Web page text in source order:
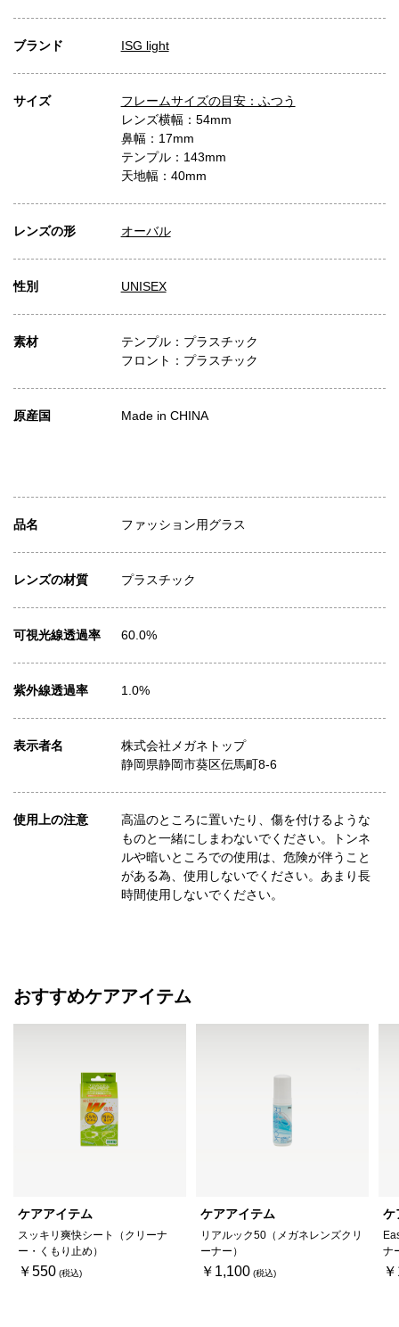
ブランド ISG light
サイズ
フレームサイズの目安：ふつう
レンズ横幅：54mm
鼻幅：17mm
テンプル：143mm
天地幅：40mm
レンズの形 オーバル
性別 UNISEX
素材
テンプル：プラスチック
フロント：プラスチック
原産国 Made in CHINA
品名 ファッション用グラス
レンズの材質 プラスチック
可視光線透過率 60.0%
紫外線透過率 1.0%
表示者名
株式会社メガネトップ
静岡県静岡市葵区伝馬町8-6
使用上の注意
高温のところに置いたり、傷を付けるような
ものと一緒にしまわないでください。トンネ
ルや暗いところでの使用は、危険が伴うこと
がある為、使用しないでください。あまり長
時間使用しないでください。
おすすめケアアイテム
ケアアイテム
スッキリ爽快シート（クリーナ
ー・くもり止め）
￥550
ケアアイテム
リアルック50（メガネレンズクリ
ーナー）
￥1,100
ケ
ナ